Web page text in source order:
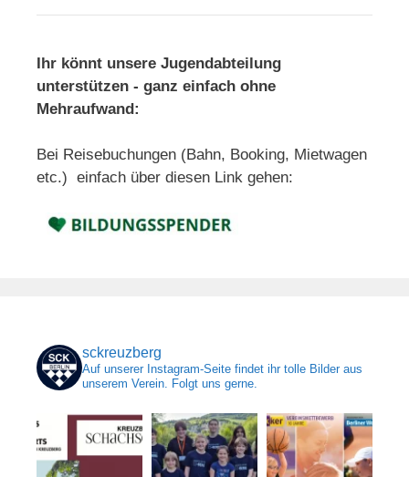
Ihr könnt unsere Jugendabteilung
unterstützen - ganz einfach ohne
Mehraufwand:
Bei Reisebuchungen (Bahn, Booking, Mietwagen
etc.) einfach über diesen Link gehen:
sckreuzberg
Auf unserer Instagram-Seite findet ihr tolle Bilder aus
unserem Verein. Folgt uns gerne.